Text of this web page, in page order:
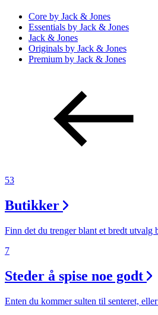
Core by Jack & Jones
Essentials by Jack & Jones
Jack & Jones
Originals by Jack & Jones
Premium by Jack & Jones
53
Butikker
Finn det du trenger blant et bredt utvalg
7
Steder å spise noe godt
Enten du kommer sulten til senteret,